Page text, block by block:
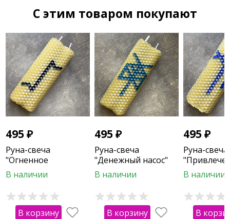
Все это можно и просто проговорить свече
на руническую формулу.
C этим товаром покупают
495₽
Руна-свеча
"Огненное
очищение"
В наличии
В корзину
495₽
Руна-свеча
"Денежный насос"
В наличии
В корзину
495₽
Руна-свеча
клиентов"
В наличии
В